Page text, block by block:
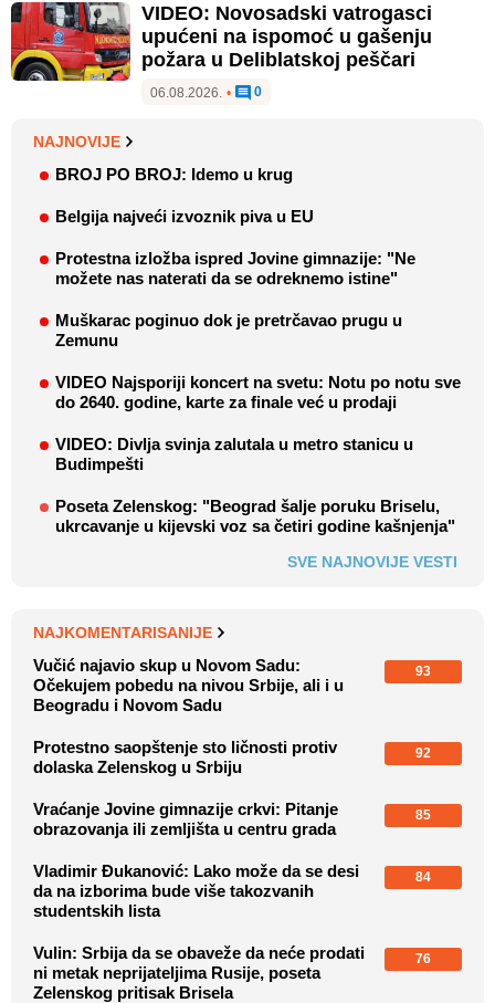
VIDEO: Novosadski vatrogasci
upućeni na ispomoć u gašenju
požara u Deliblatskoj peščari
06.08.2026. • 0
NAJNOVIJE
BROJ PO BROJ: Idemo u krug
Belgija najveći izvoznik piva u EU
Protestna izložba ispred Jovine gimnazije: "Ne
možete nas naterati da se odreknemo istine"
Muškarac poginuo dok je pretrčavao prugu u
Zemunu
VIDEO Najsporiji koncert na svetu: Notu po notu sve
do 2640. godine, karte za finale već u prodaji
VIDEO: Divlja svinja zalutala u metro stanicu u
Budimpešti
Poseta Zelenskog: "Beograd šalje poruku Briselu,
ukrcavanje u kijevski voz sa četiri godine kašnjenja"
SVE NAJNOVIJE VESTI
NAJKOMENTARISANIJE
Vučić najavio skup u Novom Sadu:
Očekujem pobedu na nivou Srbije, ali i u
Beogradu i Novom Sadu
93
Protestno saopštenje sto ličnosti protiv
dolaska Zelenskog u Srbiju
92
Vraćanje Jovine gimnazije crkvi: Pitanje
obrazovanja ili zemljišta u centru grada
85
Vladimir Đukanović: Lako može da se desi
da na izborima bude više takozvanih
studentskih lista
84
Vulin: Srbija da se obaveže da neće prodati
ni metak neprijateljima Rusije, poseta
Zelenskog pritisak Brisela
76